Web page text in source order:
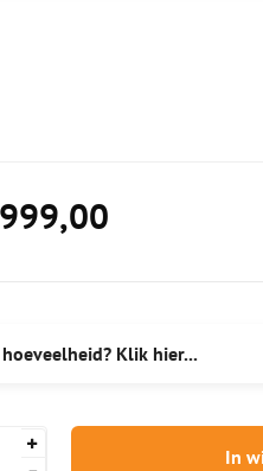
Klik hier...
In